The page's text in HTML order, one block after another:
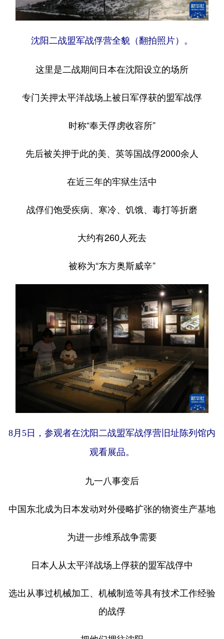
沈阳二战盟军战俘营全貌（翻拍照片）。
这里是二战期间日本在沈阳设立的场所
专门关押太平洋战场上被日军俘获的盟军战俘
时称“奉天俘虏收容所”
先后被关押于此的美、英等国战俘2000余人
在近三年的牢狱生活中
战俘们饱受疾病、寒冷、饥饿、毒打等折磨
大约有260人死去
被称为“东方奥斯威辛”
8月5日，参观者在沈阳二战盟军战俘营旧址陈列馆内
观看展品。
九一八事变后
中国东北成为日本发动对外侵略扩张的物资生产基地
为进一步维系战争需要
日本人从太平洋战场上俘获的盟军战俘中
选出从事过机械加工、机械制造等具有技术工作经验
的战俘